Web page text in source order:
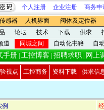
个人注册 企业注册 商务申
传感器 人机界面 阀体及定位器
论坛 技术 下载 供求
道 同城之间 自动化书籍 自
手册 工控博客 招聘求职 网上
视点 工控商务 资料下载 供求信
例